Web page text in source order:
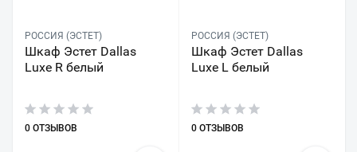
РОССИЯ (ЭСТЕТ)
Шкаф Эстет Dallas
Luxe R белый
0 ОТЗЫВОВ
РОССИЯ (ЭСТЕТ)
Шкаф Эстет Dallas
Luxe L белый
0 ОТЗЫВОВ